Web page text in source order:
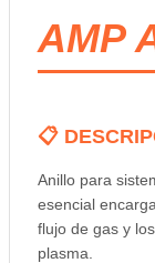
AMP
📋
Anillo para
esencial
flujo de gas y
plasma.